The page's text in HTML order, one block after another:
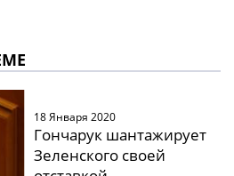
18 Января 2020
Гончарук шантажирует
Зеленского своей